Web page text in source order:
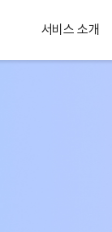
서비스 소개